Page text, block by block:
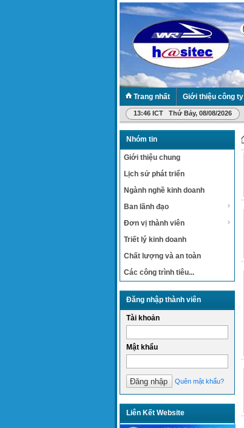
Trang nhất Giới thiệu công ty
13:46 ICT Thứ Bảy, 08/08/2026
Nhóm tin
Giới thiệu chung
Lịch sử phát triển
Ngành nghề kinh doanh
Ban lãnh đạo
Đơn vị thành viên
Triết lý kinh doanh
Chất lượng và an toàn
Các công trình tiêu...
Đăng nhập thành viên
Tài khoản
Mật khẩu
Quên mật khẩu?
Liên Kết Website